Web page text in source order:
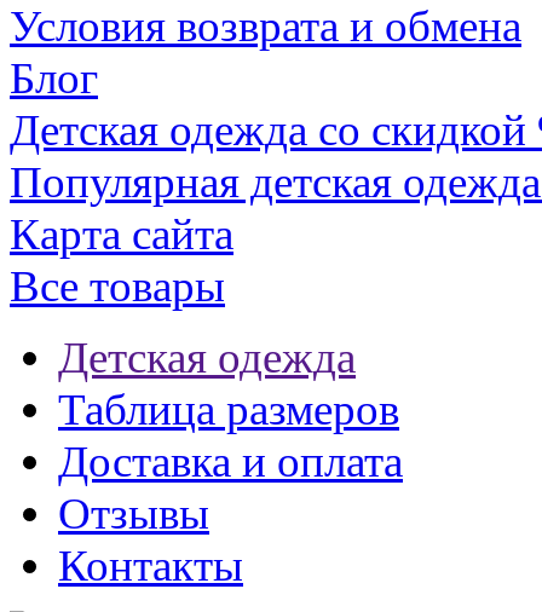
Условия возврата и обмена
Блог
Детская одежда со скидкой
Популярная детская
Карта сайта
Все товары
Детская одежда
Таблица размеров
Доставка и оплата
Отзывы
Контакты